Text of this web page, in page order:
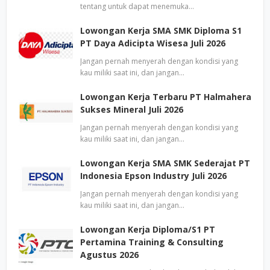
tentang untuk dapat menemuka…
Lowongan Kerja SMA SMK Diploma S1
PT Daya Adicipta Wisesa Juli 2026
Jangan pernah menyerah dengan kondisi yang
kau miliki saat ini, dan jangan…
Lowongan Kerja Terbaru PT Halmahera
Sukses Mineral Juli 2026
Jangan pernah menyerah dengan kondisi yang
kau miliki saat ini, dan jangan…
Lowongan Kerja SMA SMK Sederajat PT
Indonesia Epson Industry Juli 2026
Jangan pernah menyerah dengan kondisi yang
kau miliki saat ini, dan jangan…
Lowongan Kerja Diploma/S1 PT
Pertamina Training & Consulting
Agustus 2026